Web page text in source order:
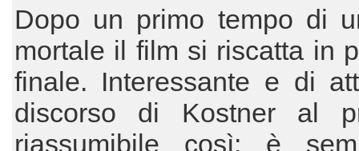
Dopo un primo tempo di
mortale il film si riscatta in
finale. Interessante e di
discorso di Kostner al
riassumibile così: è